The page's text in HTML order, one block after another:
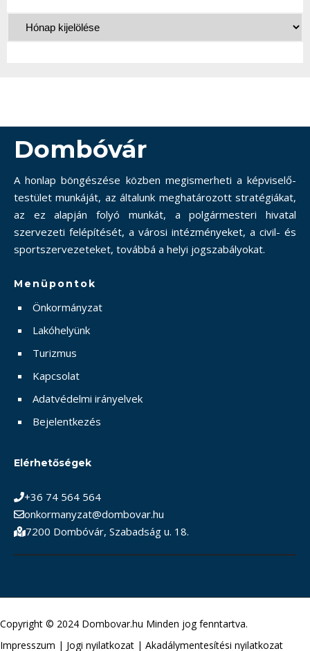
Dombóvár
A honlap böngészése közben megismerheti a képviselő-
testület munkáját, az általunk meghatározott stratégiákat,
az ez alapján folyó munkát, a polgármesteri hivatal
szervezeti felépítését, a városi intézményeket, a civil- és
sportszervezeteket, továbbá a helyi jogszabályokat.
Menüpontok
Önkormányzat
Lakóhelyünk
Turizmus
Kapcsolat
Adatvédelmi irányelvek
Bejelentkezés
Elérhetőségek
+36 74 564 564
onkormanyzat@dombovar.hu
7200 Dombóvár, Szabadság u. 18.
Copyright © 2024 Dombovar.hu Minden jog fenntartva.
Impresszum | Jogi nyilatkozat | Akadálymentesítési nyilatkozat